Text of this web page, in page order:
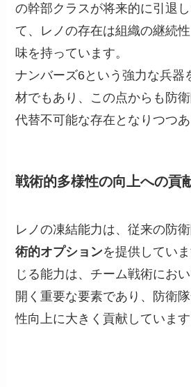
の幹部クラスが将来的に引退
て、レノの存在は組織の継続
味を持っています。
ナンバーズ6という強力な兵器
材でもあり、この点からも防
代替不可能な存在となりつつあ
戦術的多様性の向上への貢
レノの凍結能力は、従来の防
術的オプションを提供してい
じる能力は、チーム戦術にお
開く重要な要素であり、防衛
性向上に大きく貢献しています